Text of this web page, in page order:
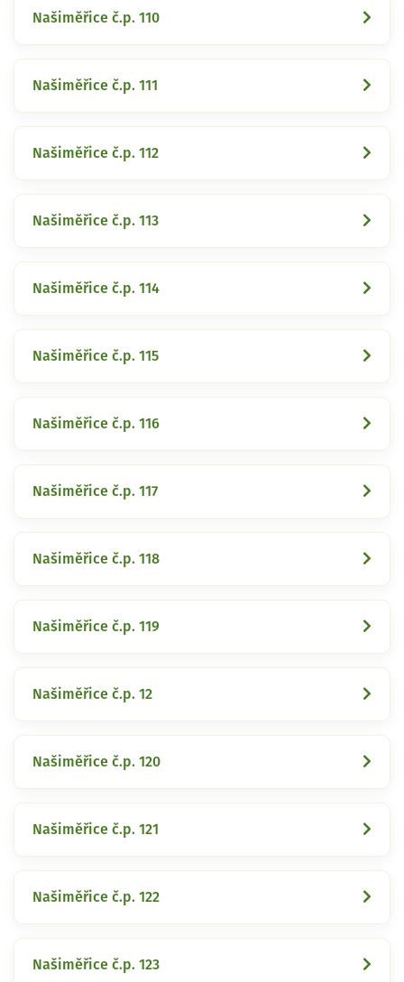
Našiměřice č.p. 110
Našiměřice č.p. 111
Našiměřice č.p. 112
Našiměřice č.p. 113
Našiměřice č.p. 114
Našiměřice č.p. 115
Našiměřice č.p. 116
Našiměřice č.p. 117
Našiměřice č.p. 118
Našiměřice č.p. 119
Našiměřice č.p. 12
Našiměřice č.p. 120
Našiměřice č.p. 121
Našiměřice č.p. 122
Našiměřice č.p. 123